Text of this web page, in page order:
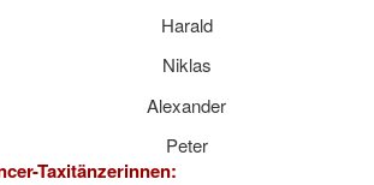
Harald
Niklas
Alexander
Peter
Taxitänzerinnen: